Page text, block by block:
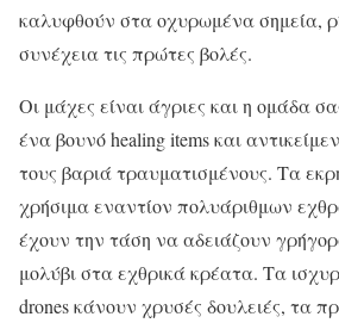
καλυφθούν στα οχυρωμένα σημεία,
συνέχεια τις πρώτες βολές.
Οι μάχες είναι άγριες και η ομάδα
ένα βουνό healing items και
τους βαριά τραυματισμένους. Τα
χρήσιμα εναντίον πολυάριθμων
έχουν την τάση να αδειάζουν
μολύβι στα εχθρικά κρέατα. Τα
drones κάνουν χρυσές δουλειές, τα